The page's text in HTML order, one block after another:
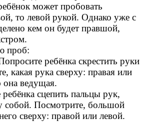
может пробовать
то левой рукой. Однако уже с
кем он будет правшой,
проб:
ребёнка скрестить руки
какая рука сверху: правая или
она ведущая.
сцепить пальцы рук,
собой. Посмотрите, большой
сверху: правой или левой.